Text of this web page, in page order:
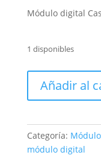
Módulo digital
1 disponibles
Módulo
cantidad
Añadir al
Categoría:
módulo digital